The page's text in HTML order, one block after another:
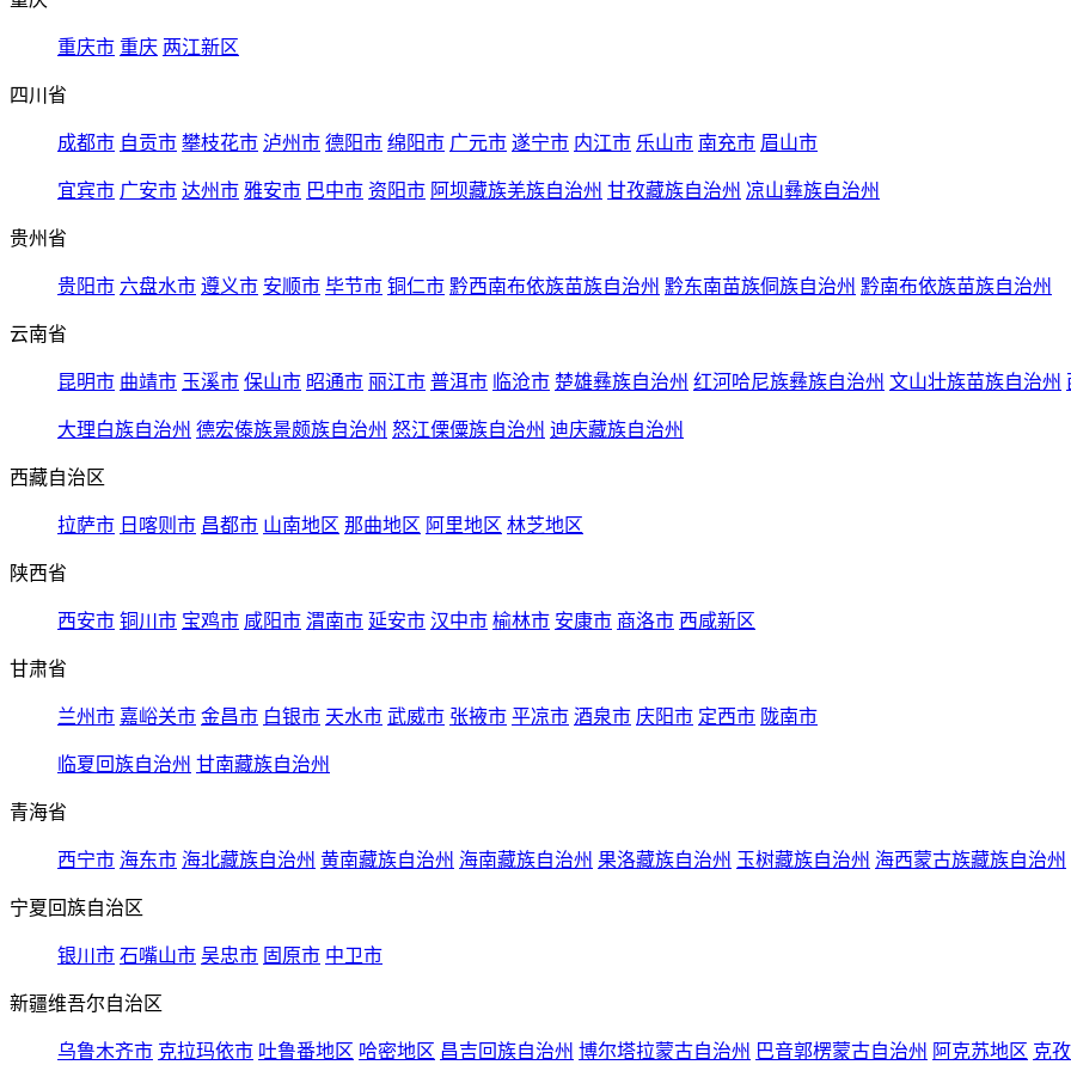
重庆市 重庆 两江新区
四川省
成都市 自贡市 攀枝花市 泸州市 德阳市 绵阳市 广元市 遂宁市 内江市 乐山市 南充市 眉山市
宜宾市 广安市 达州市 雅安市 巴中市 资阳市 阿坝藏族羌族自治州 甘孜藏族自治州 凉山彝族自治州
贵州省
贵阳市 六盘水市 遵义市 安顺市 毕节市 铜仁市 黔西南布依族苗族自治州 黔东南苗族侗族自治州 黔南布依族苗族自治州
云南省
昆明市 曲靖市 玉溪市 保山市 昭通市 丽江市 普洱市 临沧市 楚雄彝族自治州 红河哈尼族彝族自治州 文山壮族苗族自治州
大理白族自治州 德宏傣族景颇族自治州 怒江傈僳族自治州 迪庆藏族自治州
西藏自治区
拉萨市 日喀则市 昌都市 山南地区 那曲地区 阿里地区 林芝地区
陕西省
西安市 铜川市 宝鸡市 咸阳市 渭南市 延安市 汉中市 榆林市 安康市 商洛市 西咸新区
甘肃省
兰州市 嘉峪关市 金昌市 白银市 天水市 武威市 张掖市 平凉市 酒泉市 庆阳市 定西市 陇南市
临夏回族自治州 甘南藏族自治州
青海省
西宁市 海东市 海北藏族自治州 黄南藏族自治州 海南藏族自治州 果洛藏族自治州 玉树藏族自治州 海西蒙古族藏族自治州
宁夏回族自治区
银川市 石嘴山市 吴忠市 固原市 中卫市
新疆维吾尔自治区
乌鲁木齐市 克拉玛依市 吐鲁番地区 哈密地区 昌吉回族自治州 博尔塔拉蒙古自治州 巴音郭楞蒙古自治州 阿克苏地区 克